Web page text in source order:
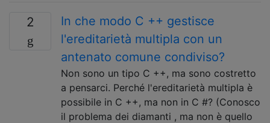
2
In che modo C ++ gestisce
l'ereditarietà multipla con un
antenato comune condiviso?
Non sono un tipo C ++, ma sono costretto
a pensarci. Perché l'ereditarietà multipla è
possibile in C ++, ma non in C #? (Conosco
il problema dei diamanti , ma non è quello